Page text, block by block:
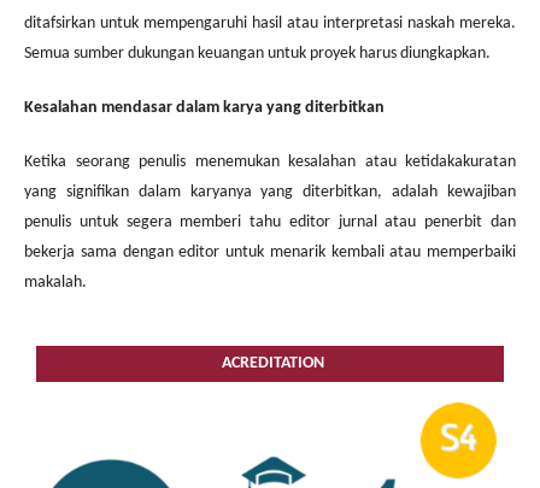
ditafsirkan untuk mempengaruhi hasil atau interpretasi naskah mereka.
Semua sumber dukungan keuangan untuk proyek harus diungkapkan.
Kesalahan mendasar dalam karya yang diterbitkan
Ketika seorang penulis menemukan kesalahan atau ketidakakuratan
yang signifikan dalam karyanya yang diterbitkan, adalah kewajiban
penulis untuk segera memberi tahu editor jurnal atau penerbit dan
bekerja sama dengan editor untuk menarik kembali atau memperbaiki
makalah.
ACREDITATION